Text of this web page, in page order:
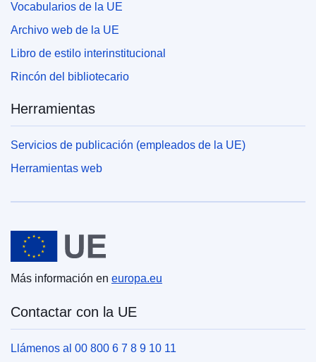
Vocabularios de la UE
Archivo web de la UE
Libro de estilo interinstitucional
Rincón del bibliotecario
Herramientas
Servicios de publicación (empleados de la UE)
Herramientas web
Unión Europea
Más información en europa.eu
Contactar con la UE
Llámenos al 00 800 6 7 8 9 10 11